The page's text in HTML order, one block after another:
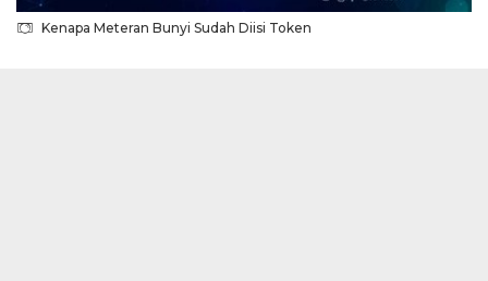
Kenapa Meteran Bunyi Sudah Diisi Token